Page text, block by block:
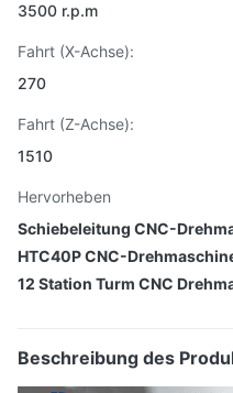
3500 r.p.m
Fahrt (X-Achse):
270
Fahrt (Z-Achse):
1510
Hervorheben
Schiebeleitung CNC-
HTC40P CNC-
12 Station Turm CNC
Beschreibung des